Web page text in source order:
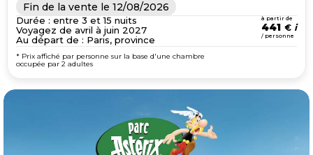
Fin de la vente le 12/08/2026
Durée : entre 3 et 15 nuits
Voyagez de avril à juin 2027
Au départ de : Paris, province
à partir de
441 €
/ personne
* Prix affiché par personne sur la base d'une chambre
occupée par 2 adultes